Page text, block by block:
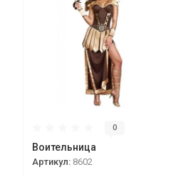
0
Воительница
Артикул: 8602